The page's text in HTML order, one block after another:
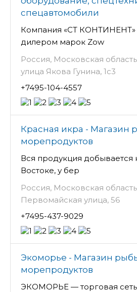
спецавтомобили
Компания «СТ КОНТИНЕНТ»
дилером марок Zow
Россия, Московская
улица Якова Гунина, 1с3
+7495-104-4557
Красная икра - Магазин
морепродуктов
Вся продукция добывается
Востоке, у бер
Россия, Московская
Первомайская улица, 56
+7495-437-9029
Экоморье - Магазин
морепродуктов
ЭКОМОРЬЕ — торговая